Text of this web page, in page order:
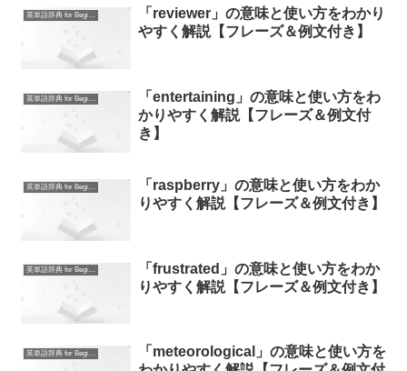
英単語辞典 for Beginners
「reviewer」の意味と使い方をわかり
やすく解説【フレーズ＆例文付き】
英単語辞典 for Beginners
「entertaining」の意味と使い方をわ
かりやすく解説【フレーズ＆例文付
き】
英単語辞典 for Beginners
「raspberry」の意味と使い方をわか
りやすく解説【フレーズ＆例文付き】
英単語辞典 for Beginners
「frustrated」の意味と使い方をわか
りやすく解説【フレーズ＆例文付き】
英単語辞典 for Beginners
「meteorological」の意味と使い方を